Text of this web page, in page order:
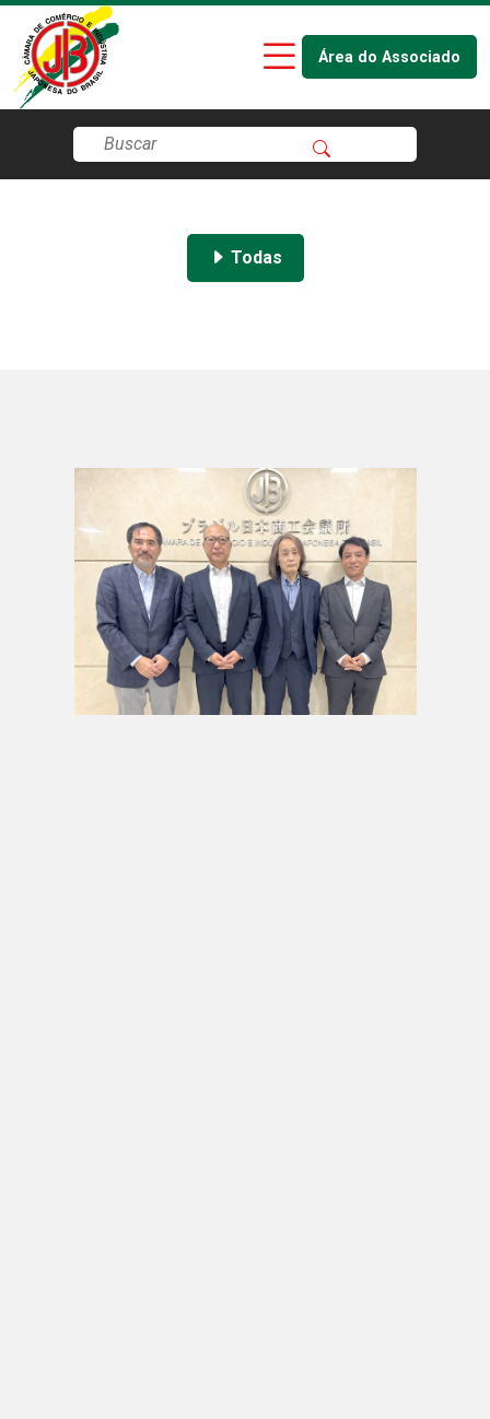
Área do Associado
Todas